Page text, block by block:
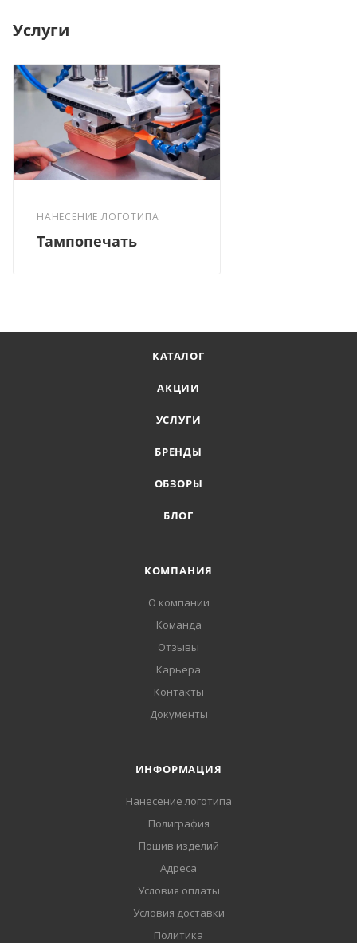
Услуги
НАНЕСЕНИЕ ЛОГОТИПА
Тампопечать
КАТАЛОГ
АКЦИИ
УСЛУГИ
БРЕНДЫ
ОБЗОРЫ
БЛОГ
КОМПАНИЯ
О компании
Команда
Отзывы
Карьера
Контакты
Документы
ИНФОРМАЦИЯ
Нанесение логотипа
Полиграфия
Пошив изделий
Адреса
Условия оплаты
Условия доставки
Политика